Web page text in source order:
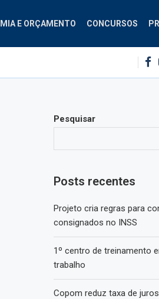
E ORÇAMENTO CONCURSOS
1º centro
Pesquisar
Posts recentes
Projeto cria regras para
consignados no INSS
1º centro de treinamento
trabalho
Copom reduz taxa de